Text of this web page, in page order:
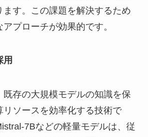
ます。この課題を解決するため
プローチが効果的です。
用
既存の大規模モデルの知識を保
リソースを効率化する技術で
7Bなどの軽量モデルは、従